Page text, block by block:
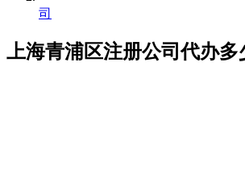
司
上海青浦区注册公司代办多